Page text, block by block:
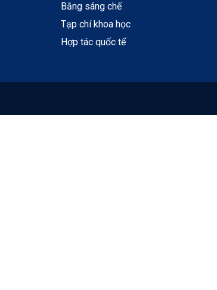
Bằng sáng chế
Tạp chí khoa học
Hợp tác quốc tế